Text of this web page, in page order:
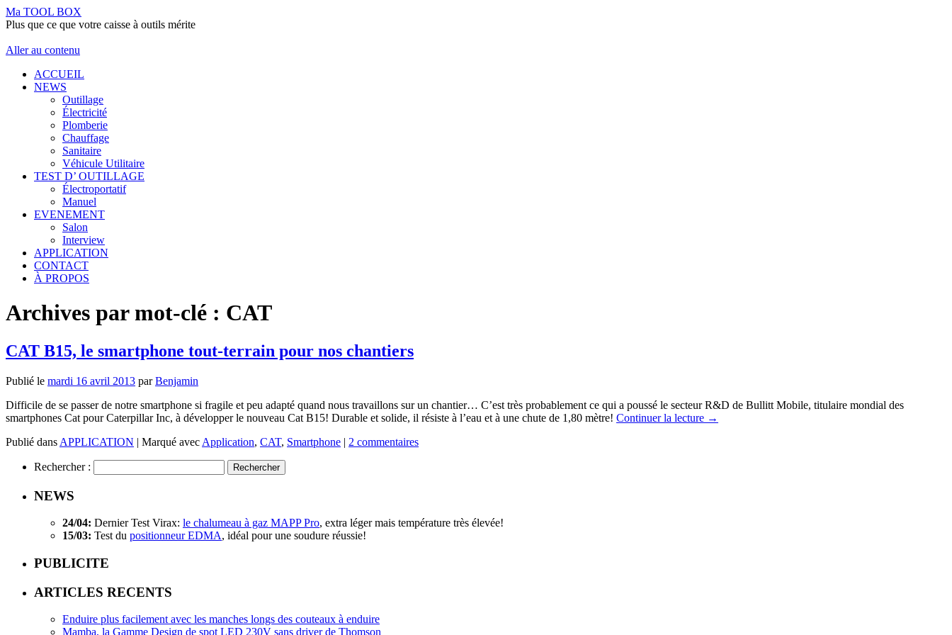
Ma TOOL BOX
Plus que ce que votre caisse à outils mérite
Aller au contenu
ACCUEIL
NEWS
Outillage
Électricité
Plomberie
Chauffage
Sanitaire
Véhicule Utilitaire
TEST D’ OUTILLAGE
Électroportatif
Manuel
EVENEMENT
Salon
Interview
APPLICATION
CONTACT
À PROPOS
Archives par mot-clé : CAT
CAT B15, le smartphone tout-terrain pour nos chantiers
Publié le mardi 16 avril 2013 par Benjamin
Difficile de se passer de notre smartphone si fragile et peu adapté quand nous travaillons sur un chantier… C’est très probablement ce qui a poussé le secteur R&D de Bullitt Mobile, titulaire mondial des
smartphones Cat pour Caterpillar Inc, à développer le nouveau Cat B15! Durable et solide, il résiste à l’eau et à une chute de 1,80 mètre! Continuer la lecture →
Publié dans APPLICATION | Marqué avec Application, CAT, Smartphone | 2 commentaires
Rechercher :
NEWS
24/04: Dernier Test Virax: le chalumeau à gaz MAPP Pro, extra léger mais température très élevée!
15/03: Test du positionneur EDMA, idéal pour une soudure réussie!
PUBLICITE
ARTICLES RECENTS
Enduire plus facilement avec les manches longs des couteaux à enduire
Mamba, la Gamme Design de spot LED 230V sans driver de Thomson